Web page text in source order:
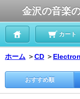
金沢の音楽
カート
ホーム ＞CD ＞
おすすめ順